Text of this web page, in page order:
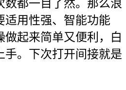
数都一目了然。那么浪
适用性强、智能功能
做起来简单又便利，白
手。下次打开间接就是